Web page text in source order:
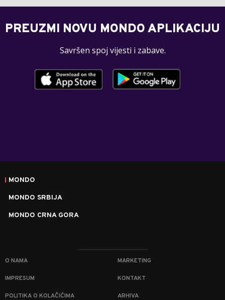
PREUZMI NOVU MONDO APLIKACIJU
Savršen spoj vijesti i zabave.
MONDO
MONDO SRBIJA
MONDO CRNA GORA
O NAMA MARKETING
IMPRESUM KONTAKT
POLITIKA O KOLAČIĆIMA ARHIVA